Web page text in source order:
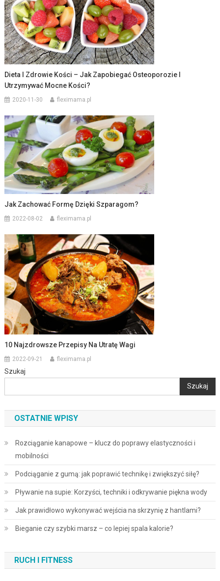
Dieta I Zdrowie Kości – Jak Zapobiegać Osteoporozie I
Utrzymywać Mocne Kości?
2020-11-30 fleximama.pl
Jak Zachować Formę Dzięki Szparagom?
2022-08-02 fleximama.pl
10 Najzdrowsze Przepisy Na Utratę Wagi
2022-09-21 fleximama.pl
Szukaj
Szukaj
OSTATNIE WPISY
Rozciąganie kanapowe – klucz do poprawy elastyczności i
mobilności
Podciąganie z gumą: jak poprawić technikę i zwiększyć siłę?
Pływanie na supie: Korzyści, techniki i odkrywanie piękna wody
Jak prawidłowo wykonywać wejścia na skrzynię z hantlami?
Bieganie czy szybki marsz – co lepiej spala kalorie?
RUCH I FITNESS